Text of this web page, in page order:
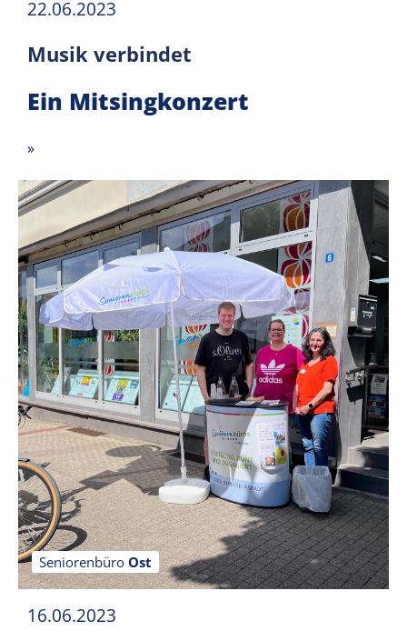
22.06.2023
Musik verbindet
Ein Mitsingkonzert
»
Seniorenbüro Ost
16.06.2023